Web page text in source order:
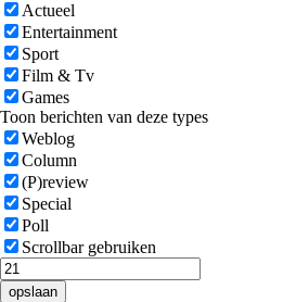
Actueel
Entertainment
Sport
Film & Tv
Games
Toon berichten van deze types
Weblog
Column
(P)review
Special
Poll
Scrollbar gebruiken
opslaan